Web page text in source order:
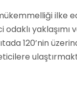
ilke
odaklı yaklaşımı
120’nin